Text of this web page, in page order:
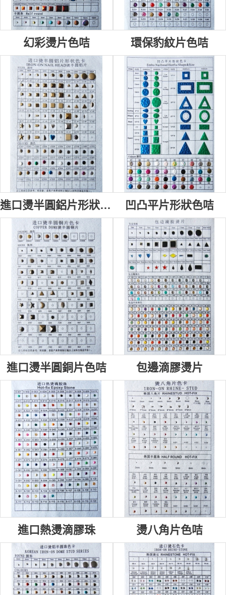
幻彩燙片色咭 環保豹紋片色咭
進口燙半圓鋁片形狀色咭 凹凸平片形狀色咭
進口燙半圓銅片色咭 包邊滴膠燙片
進口熱燙滴膠珠 燙八角片色咭